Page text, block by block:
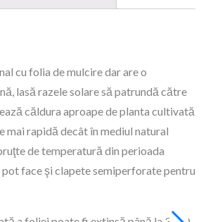
cu folia de mulcire dar are o
lasă razele solare să patrundă către
căldura aproape de planta cultivată
mai rapidă decât în mediul natural
de temperatură din perioada
face şi clapete semiperforate pentru